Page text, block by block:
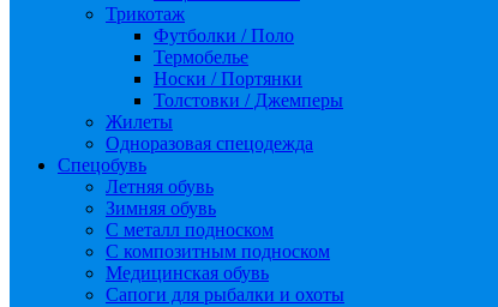
Трикотаж
Футболки / Поло
Термобелье
Носки / Портянки
Толстовки / Джемперы
Жилеты
Одноразовая спецодежда
Спецобувь
Летняя обувь
Зимняя обувь
С металл подноском
С композитным подноском
Медицинская обувь
Сапоги для рыбалки и охоты